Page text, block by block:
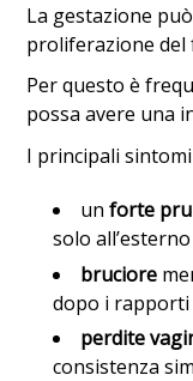
La gestazione
proliferazione del
Per questo è
possa avere una
I principali
un forte
solo
bruciore
dopo i rapporti
perdite
consistenza